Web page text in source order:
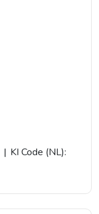
| KI Code (NL):